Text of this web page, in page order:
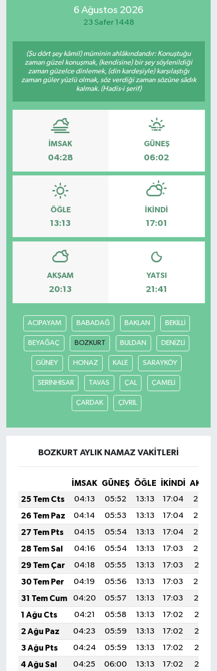
6 Ağustos 2026
23 Safer 1448
(Şu dört şey kâmil) müminin ahlâkındandır: Konuştuğu
zaman güzel konuşmak, (kendisine) bir şey söylenildiği
zaman güzelce dinlemek, (din kardeşiyle) karşılaştığı
zaman güler yüzlü olmak, söz verdiği zaman sözüne sâdık
kalmak. (Hadis-i şerif)
İMSAK
04:28
GÜNEŞ
06:02
ÖĞLE
13:13
İKINDI
17:01
AKŞAM
20:13
YATSI
21:41
ACIPAYAM BABADAĞ BAKLAN BEKİLLİ
BEYAĞAÇ BOZKURT BULDAN DENİZLİ
GÜNEY HONAZ KALE SARAYKÖY
SERİNHİSAR TAVAS ÇAL ÇAMELİ
ÇARDAK ÇİVRİL
BOZKURT AYLIK NAMAZ VAKITLERI
İMSAK GÜNEŞ ÖĞLE İKINDI
25 Tem Cts
04:13 05:52 13:13 17:04
20:24
26 Tem Paz
04:14 05:53 13:13 17:04
20:24
27 Tem Pts
04:15 05:54 13:13 17:04
20:23
28 Tem Sal
04:16 05:54 13:13 17:03
20:22
29 Tem Çar
04:18 05:55 13:13 17:03
20:21
30 Tem Per
04:19 05:56 13:13 17:03
20:20
31 Tem Cum
04:20 05:57 13:13 17:03
20:19
1 Ağu Cts
04:21 05:58 13:13 17:02
20:18
2 Ağu Paz
04:23 05:59 13:13 17:02
20:17
3 Ağu Pts
04:24 05:59 13:13 17:02
20:16
4 Ağu Sal
04:25 06:00 13:13 17:02
20:15